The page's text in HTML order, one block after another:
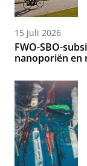
15 juli 2026
FWO-SBO-
nanoporiën en